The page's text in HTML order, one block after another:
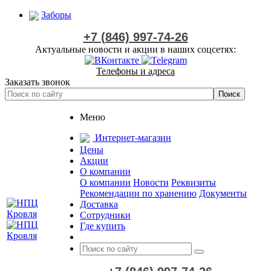
Заборы
+7 (846) 997-74-26
Актуальные новости и акции в наших соцсетях:
Телефоны и адреса
Заказать звонок
Меню
Интернет-магазин
Цены
Акции
О компании
О компании Новости Реквизиты
Рекомендации по хранению Документы
Доставка
Сотрудники
Где купить